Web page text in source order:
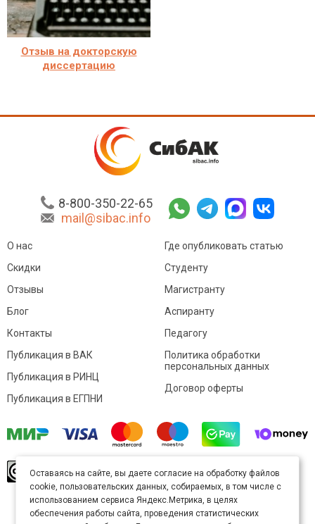
Отзыв на докторскую
диссертацию
8-800-350-22-65
mail@sibac.info
О нас
Скидки
Отзывы
Блог
Контакты
Где опубликовать статью
Студенту
Магистранту
Аспиранту
Педагогу
Публикация в ВАК
Публикация в РИНЦ
Публикация в ЕГПНИ
Политика обработки
персональных данных
Договор оферты
произведение доступно полицензии Creative
Commons «Attribution» («Атрибуция») 4.0
Непортированная.
Карта сайта
Оставаясь на сайте, вы даете согласие на обработку файлов
cookie, пользовательских данных, собираемых, в том числе с
использованием сервиса Яндекс.Метрика, в целях
обеспечения работы сайта, проведения статистических